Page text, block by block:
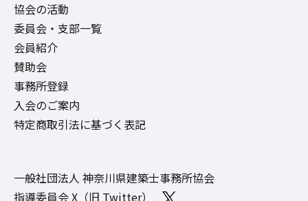
協会の活動
委員会・支部一覧
会員紹介
賛助会
事務所登録
入会のご案内
特定商取引法に基づく表記
一般社団法人 神奈川県建築士事務所協会
指導委員会 X（旧 Twitter）